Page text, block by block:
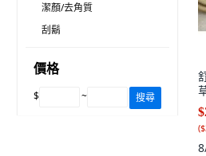
潔顏/去角質
刮鬍
價格
$ ~ 搜尋
(